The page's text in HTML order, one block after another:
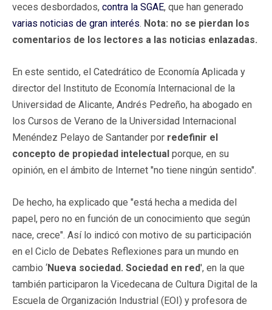
veces desbordados, contra la SGAE, que han generado
varias noticias de gran interés. Nota: no se pierdan los
comentarios de los lectores a las noticias enlazadas.
En este sentido, el Catedrático de Economía Aplicada y
director del Instituto de Economía Internacional de la
Universidad de Alicante, Andrés Pedreño, ha abogado en
los Cursos de Verano de la Universidad Internacional
Menéndez Pelayo de Santander por redefinir el
concepto de propiedad intelectual porque, en su
opinión, en el ámbito de Internet "no tiene ningún sentido".
De hecho, ha explicado que "está hecha a medida del
papel, pero no en función de un conocimiento que según
nace, crece". Así lo indicó con motivo de su participación
en el Ciclo de Debates Reflexiones para un mundo en
cambio ‘Nueva sociedad. Sociedad en red', en la que
también participaron la Vicedecana de Cultura Digital de la
Escuela de Organización Industrial (EOI) y profesora de